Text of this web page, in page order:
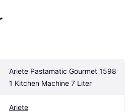
Ariete Pastamatic Gourmet 1598
1 Kitchen Machine 7 Liter
Ariete